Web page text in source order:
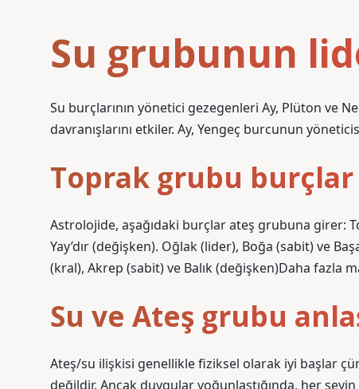
Su grubunun
Su burçlarının yönetici gezegenleri Ay, Plüton ve
davranışlarını etkiler. Ay, Yengeç burcunun
Toprak grubu
Astrolojide, aşağıdaki burçlar ateş grubuna girer:
Yay’dır (değişken). Oğlak (lider), Boğa (sabit) ve
(kral), Akrep (sabit) ve Balık (değişken)Daha fazla
Su ve Ateş grubu
Ateş/su ilişkisi genellikle fiziksel olarak iyi başlar
değildir. Ancak duygular yoğunlaştığında, her